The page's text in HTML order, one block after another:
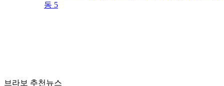
동 5
브라보 추천뉴스